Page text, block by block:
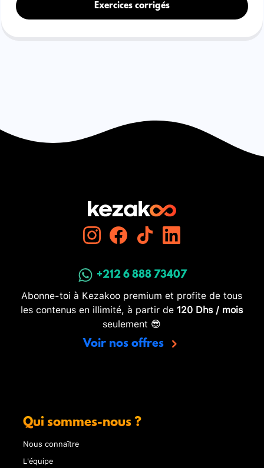
Exercices corrigés
+212 6 888 73407
Abonne-toi à Kezakoo premium et profite de tous
les contenus en illimité, à partir de 120 Dhs / mois
seulement 😎
Voir nos offres
Qui sommes-nous ?
Nous connaître
L'équipe